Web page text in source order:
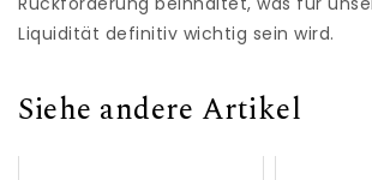
Liquidität definitiv wichtig sein wird.
Siehe andere Artikel